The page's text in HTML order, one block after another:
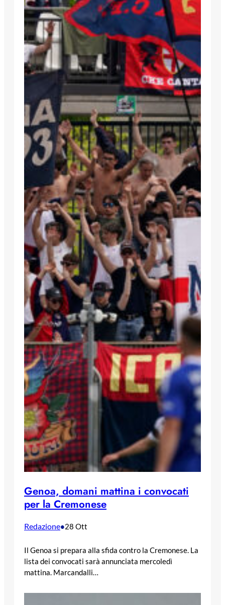
Genoa, domani mattina i convocati
per la Cremonese
Redazione•28 Ott
Il Genoa si prepara alla sfida contro la Cremonese. La
lista dei convocati sarà annunciata mercoledì
mattina. Marcandalli…